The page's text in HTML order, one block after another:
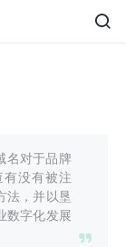


名对于品牌
没有被注
法，并以垦
数字化发展